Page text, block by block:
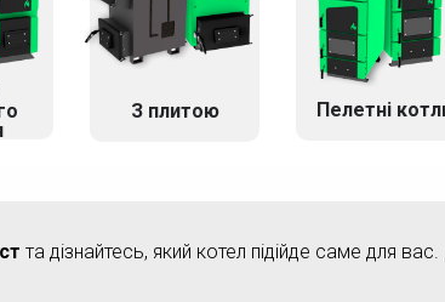
Пелетні
З плитою
та дізнайтесь, який котел підійде саме для